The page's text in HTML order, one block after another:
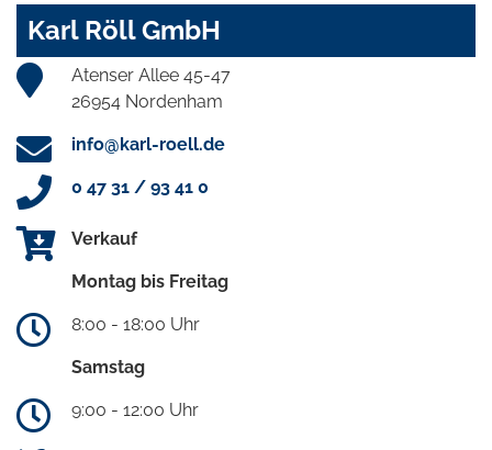
Karl Röll GmbH
Atenser Allee 45-47
26954 Nordenham
info@karl-roell.de
0 47 31 / 93 41 0
Verkauf
Montag bis Freitag
8:00 - 18:00 Uhr
Samstag
9:00 - 12:00 Uhr